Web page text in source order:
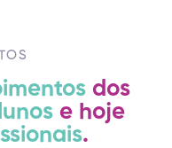
dos
e hoje
.